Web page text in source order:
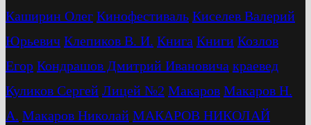
Каширин Олег Кинофестиваль Киселев Валерий
Юрьевич Клепиков В. И. Книга Книги Козлов
Егор Кондрашов Дмитрий Ивановича краевед
Куликов Сергей Лицей №2 Макаров Макаров Н.
А. Макаров Николай МАКАРОВ НИКОЛАЙ